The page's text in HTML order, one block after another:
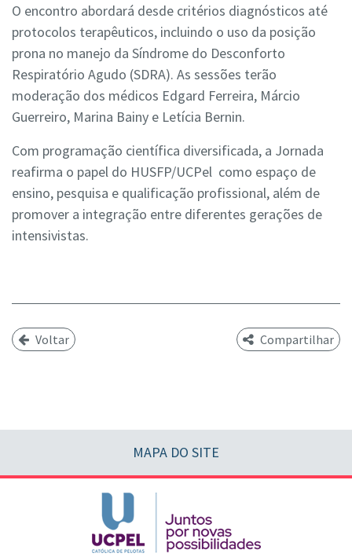
O encontro abordará desde critérios diagnósticos até
protocolos terapêuticos, incluindo o uso da posição
prona no manejo da Síndrome do Desconforto
Respiratório Agudo (SDRA). As sessões terão
moderação dos médicos Edgard Ferreira, Márcio
Guerreiro, Marina Bainy e Letícia Bernin.
Com programação científica diversificada, a Jornada
reafirma o papel do HUSFP/UCPel como espaço de
ensino, pesquisa e qualificação profissional, além de
promover a integração entre diferentes gerações de
intensivistas.
Voltar Compartilhar
MAPA DO SITE